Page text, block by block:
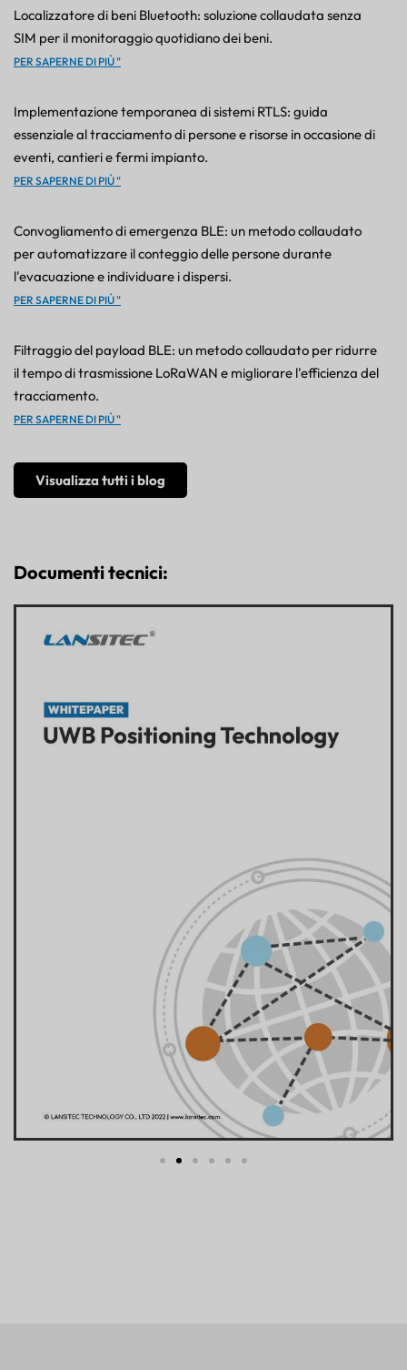
Localizzatore di beni Bluetooth: soluzione collaudata senza
SIM per il monitoraggio quotidiano dei beni.
PER SAPERNE DI PIÙ "
Implementazione temporanea di sistemi RTLS: guida
essenziale al tracciamento di persone e risorse in occasione di
eventi, cantieri e fermi impianto.
PER SAPERNE DI PIÙ "
Convogliamento di emergenza BLE: un metodo collaudato
per automatizzare il conteggio delle persone durante
l'evacuazione e individuare i dispersi.
PER SAPERNE DI PIÙ "
Filtraggio del payload BLE: un metodo collaudato per ridurre
il tempo di trasmissione LoRaWAN e migliorare l'efficienza del
tracciamento.
PER SAPERNE DI PIÙ "
Visualizza tutti i blog
Documenti tecnici: